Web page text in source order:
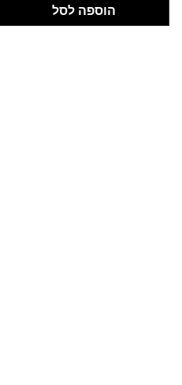
הוספה לסל